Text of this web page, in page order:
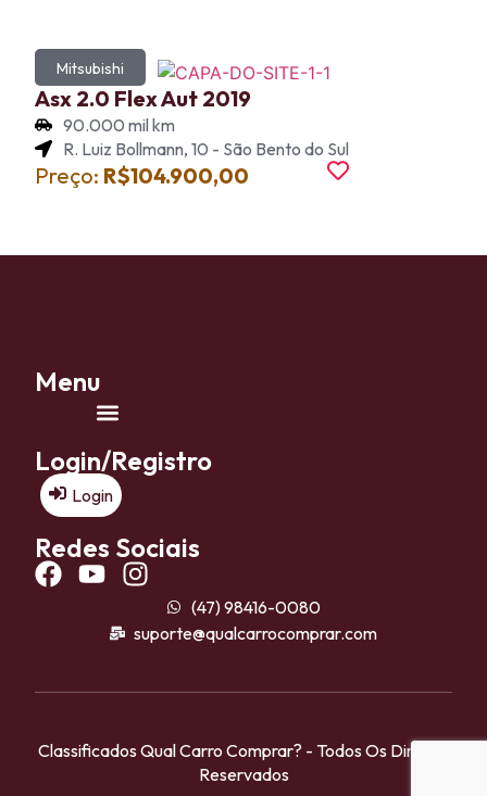
Mitsubishi
Asx 2.0 Flex Aut 2019
90.000 mil km
R. Luiz Bollmann, 10 - São Bento do Sul
Preço: R$104.900,00
Menu
Login/Registro
Login
Redes Sociais
(47) 98416-0080
suporte@qualcarrocomprar.com
Classificados Qual Carro Comprar? - Todos Os Direitos
Reservados